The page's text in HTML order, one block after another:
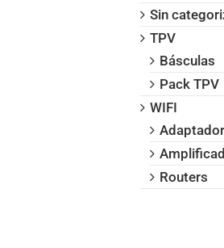
Sin
TPV
Básculas
Pack TPV
WIFI
Routers